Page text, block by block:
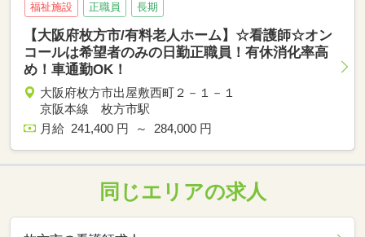
福祉施設 正職員 長期
【大阪府枚方市/有料老人ホーム】☆看護師☆オン
コールは希望者のみの日勤正職員！有休消化率高
め！車通勤OK！
大阪府枚方市出屋敷西町２－１－１
京阪本線 枚方市駅
月給 241,400 円 ～ 284,000 円
同じエリアの求人